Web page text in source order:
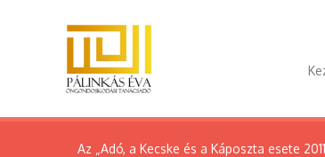
Az „Adó, a Kecske és a Káposzta esete